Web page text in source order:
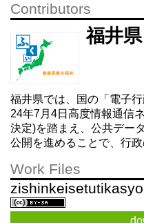
Contributors
福井県
福井県では、国の「電子
24年7月4日高度情報通信
決定)を踏まえ、公共デー
公開を進めることで、行
Work Files
zishinkeisetutikasyo